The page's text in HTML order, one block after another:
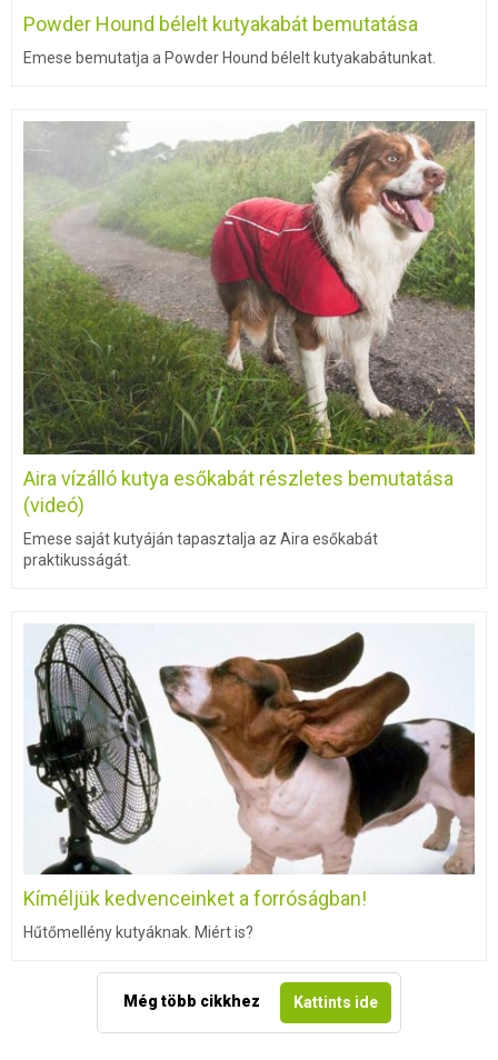
Powder Hound bélelt kutyakabát bemutatása
Emese bemutatja a Powder Hound bélelt kutyakabátunkat.
Aira vízálló kutya esőkabát részletes bemutatása
(videó)
Emese saját kutyáján tapasztalja az Aira esőkabát
praktikusságát.
Kíméljük kedvenceinket a forróságban!
Hűtőmellény kutyáknak. Miért is?
Még több cikkhez Kattints ide